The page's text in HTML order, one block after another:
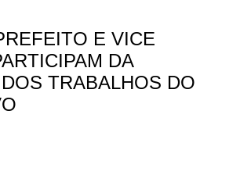
E VICE
DA
TRABALHOS DO